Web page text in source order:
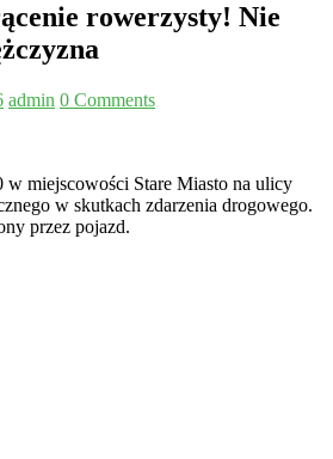
rowerzysty! Nie
admin 0 Comments
w miejscowości Stare Miasto na ulicy
w skutkach zdarzenia drogowego.
przez pojazd.